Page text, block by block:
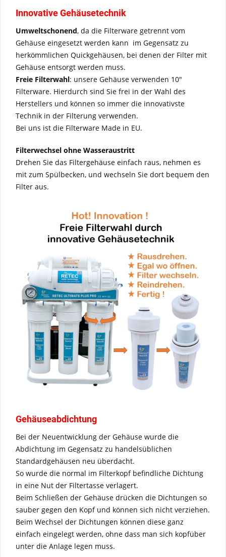
Innovative Gehäusetechnik
Umweltschonend, da die Filterware getrennt vom
Gehäuse eingesetzt werden kann  im Gegensatz zu
herkömmlichen Quickgehäusen, bei denen der Filter mit
Gehäuse entsorgt werden muss.
Freie Filterwahl: unsere Gehäuse verwenden 10"
Filterware. Hierdurch sind Sie frei in der Wahl des
Herstellers und können so immer die innovativste
Technik in der Filterung verwenden.
Bei uns ist die Filterware Made in EU.
Filterwechsel ohne Wasseraustritt
Drehen Sie das Filtergehäuse einfach raus, nehmen es
mit zum Spülbecken, und wechseln Sie dort bequem den
Filter aus.
Gehäuseabdichtung
Bei der Neuentwicklung der Gehäuse wurde die
Abdichtung im Gegensatz zu handelsüblichen
Standardgehäusen neu überdacht.
So wurde die normal im Filterkopf befindliche Dichtung
in eine Nut der Filtertasse verlagert.
Beim Schließen der Gehäuse drücken die Dichtungen so
sauber gegen den Kopf und können sich nicht verziehen.
Beim Wechsel der Dichtungen können diese ganz
einfach eingelegt werden, ohne dass man sich kopfüber
unter die Anlage legen muss.